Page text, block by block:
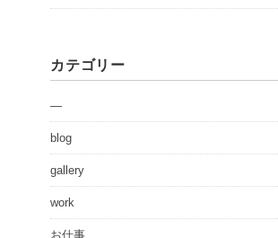
カテゴリー
—
blog
gallery
work
お仕事